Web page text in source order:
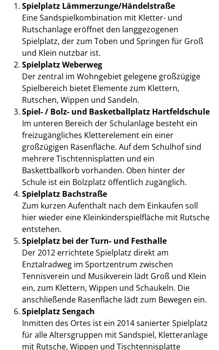
Spielplatz Lämmerzunge/Händelstraße
Eine Sandspielkombination mit Kletter- und
Rutschanlage eröffnet den langgezogenen
Spielplatz, der zum Toben und Springen für Groß
und Klein nutzbar ist.
Spielplatz Weberweg
Der zentral im Wohngebiet gelegene großzügige
Spielbereich bietet Elemente zum Klettern,
Rutschen, Wippen und Sandeln.
Spiel- / Bolz- und Basketballplatz Hartfeldschule
Im unteren Bereich der Schulanlage besteht ein
freizugängliches Kletterelement ein einer
großzügigen Rasenfläche. Auf dem Schulhof sind
mehrere Tischtennisplatten und ein
Baskettballkorb vorhanden. Oben hinter der
Schule ist ein Bolzplatz öffentlich zugänglich.
Spielplatz Bachstraße
Zum kurzen Aufenthalt nach dem Einkaufen soll
hier wieder eine Kleinkinderspielfläche mit Rutsche
entstehen.
Spielplatz bei der Turn- und Festhalle
Der 2012 errichtete Spielplatz direkt am
Enztalradweg im Sportzentrum zwischen
Tennisverein und Musikverein lädt Groß und Klein
ein, zum Klettern, Wippen und Schaukeln. Die
anschließende Rasenfläche lädt zum Bewegen ein.
Spielplatz Sengach
Inmitten des Ortes ist ein 2014 sanierter Spielplatz
für alle Altersgruppen mit Sandspiel, Kletteranlage
mit Rutsche, Wippen und Tischtennisplatte